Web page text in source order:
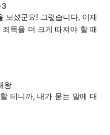
3
보셨군요! 그렇습니다, 이제
목을 더 크게 따져야 할 때
왕
테니까, 내가 묻는 말에 대